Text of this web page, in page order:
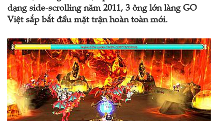
dạng side-scrolling năm 2011, 3 ông lớn làng GO
Việt sắp bắt đầu mặt trận hoàn toàn mới.